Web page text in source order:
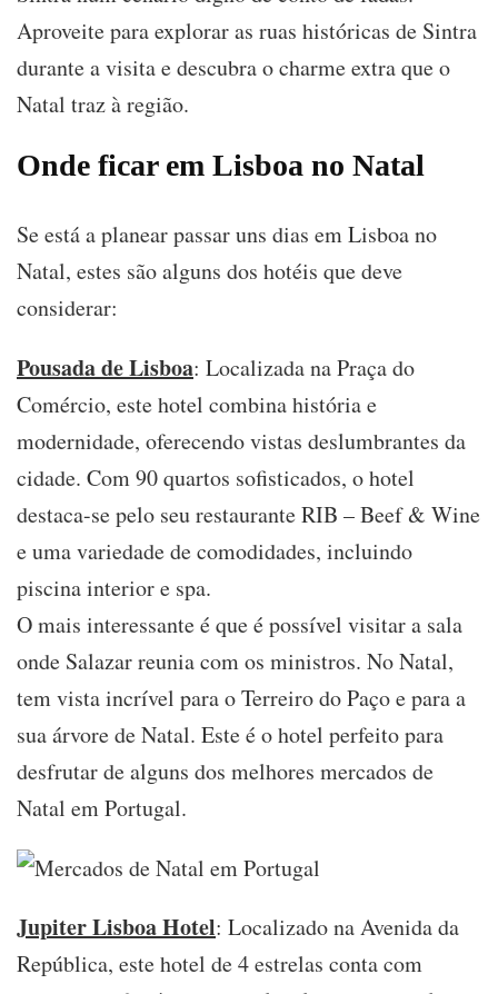
Aproveite para explorar as ruas históricas de Sintra
durante a visita e descubra o charme extra que o
Natal traz à região.
Onde ficar em Lisboa no Natal
Se está a planear passar uns dias em Lisboa no
Natal, estes são alguns dos hotéis que deve
considerar:
Pousada de Lisboa: Localizada na Praça do
Comércio, este hotel combina história e
modernidade, oferecendo vistas deslumbrantes da
cidade. Com 90 quartos sofisticados, o hotel
destaca-se pelo seu restaurante RIB – Beef & Wine
e uma variedade de comodidades, incluindo
piscina interior e spa.
O mais interessante é que é possível visitar a sala
onde Salazar reunia com os ministros. No Natal,
tem vista incrível para o Terreiro do Paço e para a
sua árvore de Natal. Este é o hotel perfeito para
desfrutar de alguns dos melhores mercados de
Natal em Portugal.
Jupiter Lisboa Hotel: Localizado na Avenida da
República, este hotel de 4 estrelas conta com